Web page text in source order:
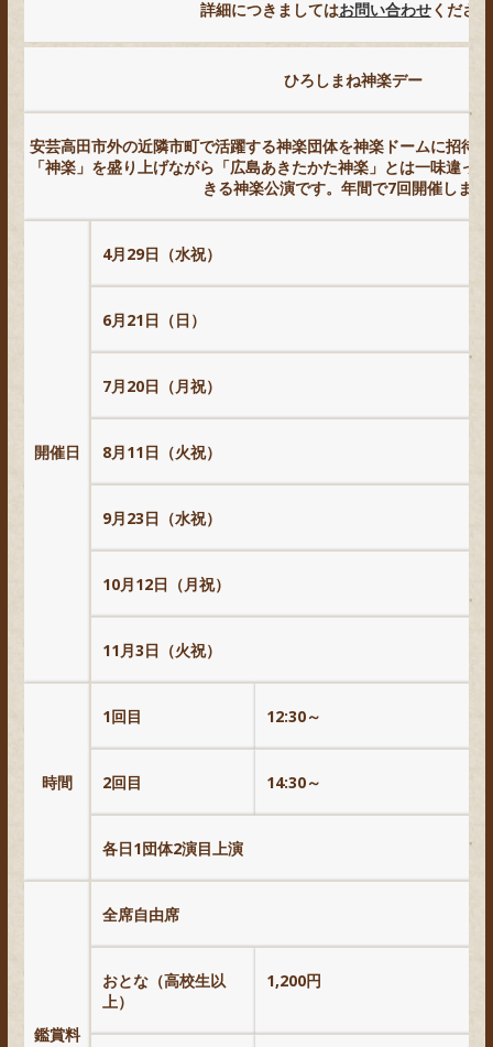
詳細につきましてはお問い合わせくださ
ひろしまね神楽デー
安芸高田市外の近隣市町で活躍する神楽団体を神楽ドームに招待
「神楽」を盛り上げながら「広島あきたかた神楽」とは一味違っ
きる神楽公演です。年間で7回開催します
開催日
4月29日（水祝）
6月21日（日）
7月20日（月祝）
8月11日（火祝）
9月23日（水祝）
10月12日（月祝）
11月3日（火祝）
時間
1回目 12:30～
2回目 14:30～
各日1団体2演目上演
鑑賞料
全席自由席
おとな（高校生以
上）
1,200円